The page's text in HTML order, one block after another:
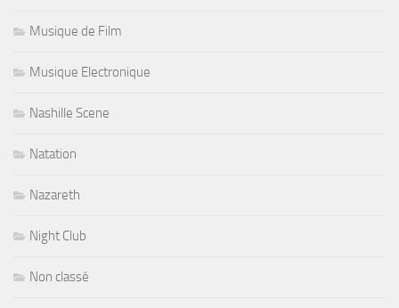
Musique de Film
Musique Electronique
Nashille Scene
Natation
Nazareth
Night Club
Non classé